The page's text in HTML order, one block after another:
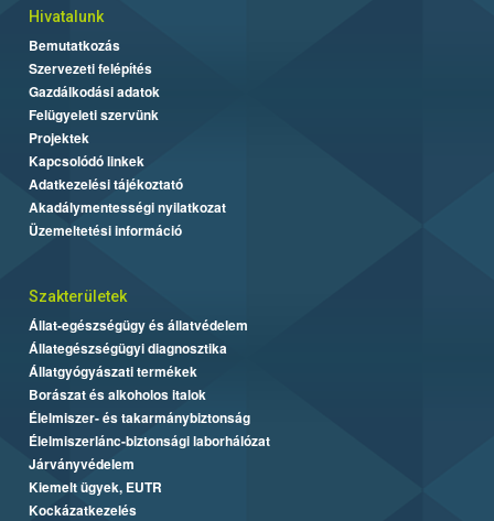
Hivatalunk
Bemutatkozás
Szervezeti felépítés
Gazdálkodási adatok
Felügyeleti szervünk
Projektek
Kapcsolódó linkek
Adatkezelési tájékoztató
Akadálymentességi nyilatkozat
Üzemeltetési információ
Szakterületek
Állat-egészségügy és állatvédelem
Állategészségügyi diagnosztika
Állatgyógyászati termékek
Borászat és alkoholos italok
Élelmiszer- és takarmánybiztonság
Élelmiszerlánc-biztonsági laborhálózat
Járványvédelem
Kiemelt ügyek, EUTR
Kockázatkezelés